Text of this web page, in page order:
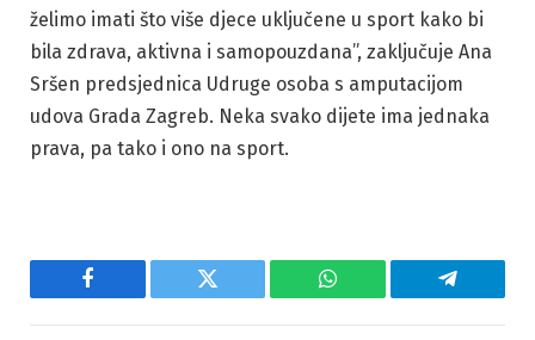
želimo imati što više djece uključene u sport kako bi
bila zdrava, aktivna i samopouzdana”, zaključuje Ana
Sršen predsjednica Udruge osoba s amputacijom
udova Grada Zagreb. Neka svako dijete ima jednaka
prava, pa tako i ono na sport.
Facebook Twitter WhatsApp Telegram